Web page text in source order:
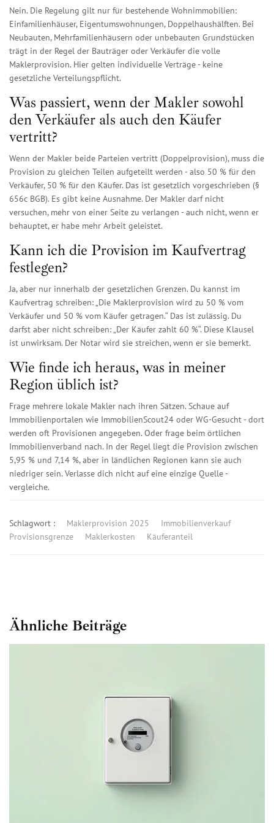
Nein. Die Regelung gilt nur für bestehende Wohnimmobilien:
Einfamilienhäuser, Eigentumswohnungen, Doppelhaushälften. Bei
Neubauten, Mehrfamilienhäusern oder unbebauten Grundstücken
trägt in der Regel der Bauträger oder Verkäufer die volle
Maklerprovision. Hier gelten individuelle Verträge - keine
gesetzliche Verteilungspflicht.
Was passiert, wenn der Makler sowohl
den Verkäufer als auch den Käufer
vertritt?
Wenn der Makler beide Parteien vertritt (Doppelprovision), muss die
Provision zu gleichen Teilen aufgeteilt werden - also 50 % für den
Verkäufer, 50 % für den Käufer. Das ist gesetzlich vorgeschrieben (§
656c BGB). Es gibt keine Ausnahme. Der Makler darf nicht
versuchen, mehr von einer Seite zu verlangen - auch nicht, wenn er
behauptet, er habe mehr Arbeit geleistet.
Kann ich die Provision im Kaufvertrag
festlegen?
Ja, aber nur innerhalb der gesetzlichen Grenzen. Du kannst im
Kaufvertrag schreiben: „Die Maklerprovision wird zu 50 % vom
Verkäufer und 50 % vom Käufer getragen.“ Das ist zulässig. Du
darfst aber nicht schreiben: „Der Käufer zahlt 60 %“. Diese Klausel
ist unwirksam. Der Notar wird sie streichen, wenn er sie bemerkt.
Wie finde ich heraus, was in meiner
Region üblich ist?
Frage mehrere lokale Makler nach ihren Sätzen. Schaue auf
Immobilienportalen wie ImmobilienScout24 oder WG-Gesucht - dort
werden oft Provisionen angegeben. Oder frage beim örtlichen
Immobilienverband nach. In der Regel liegt die Provision zwischen
5,95 % und 7,14 %, aber in ländlichen Regionen kann sie auch
niedriger sein. Verlasse dich nicht auf eine einzige Quelle -
vergleiche.
Schlagwort : Maklerprovision 2025
Immobilienverkauf
Provisionsgrenze
Maklerkosten Käuferanteil
Ähnliche Beiträge